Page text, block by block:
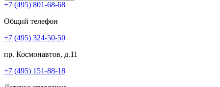
+7 (495) 801-68-68
Общий телефон
+7 (495) 324-50-50
пр. Космонавтов, д.11
+7 (495) 151-88-18